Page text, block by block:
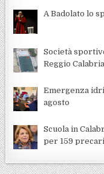
A Badolato lo
Società
Reggio Calabria
Emergenza
agosto
Scuola in
per 159